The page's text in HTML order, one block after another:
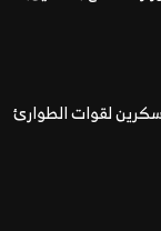
لقوات الطوارئ